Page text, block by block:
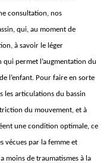
consultation, nos
qui, au moment de
à savoir le léger
permet l’augmentation du
l’enfant. Pour faire en sorte
les articulations du bassin
du mouvement, et à
une condition optimale, ce
vécues par la femme et
moins de traumatismes à la